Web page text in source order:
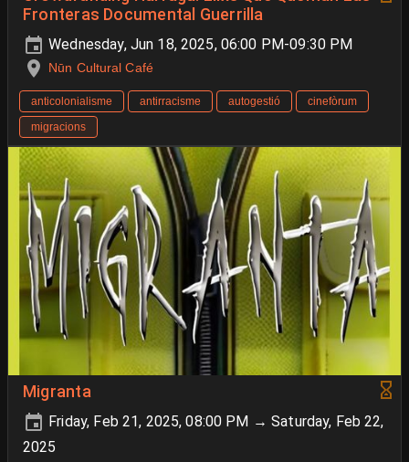
Fronteras Documental Guerrilla
Wednesday, Jun 18, 2025, 06:00 PM-09:30 PM
Nūn Cultural Café
anticolonialisme antirracisme autogestió
cinefòrum
migracions
Migranta
Friday, Feb 21, 2025, 08:00 PM → Saturday, Feb 22,
2025